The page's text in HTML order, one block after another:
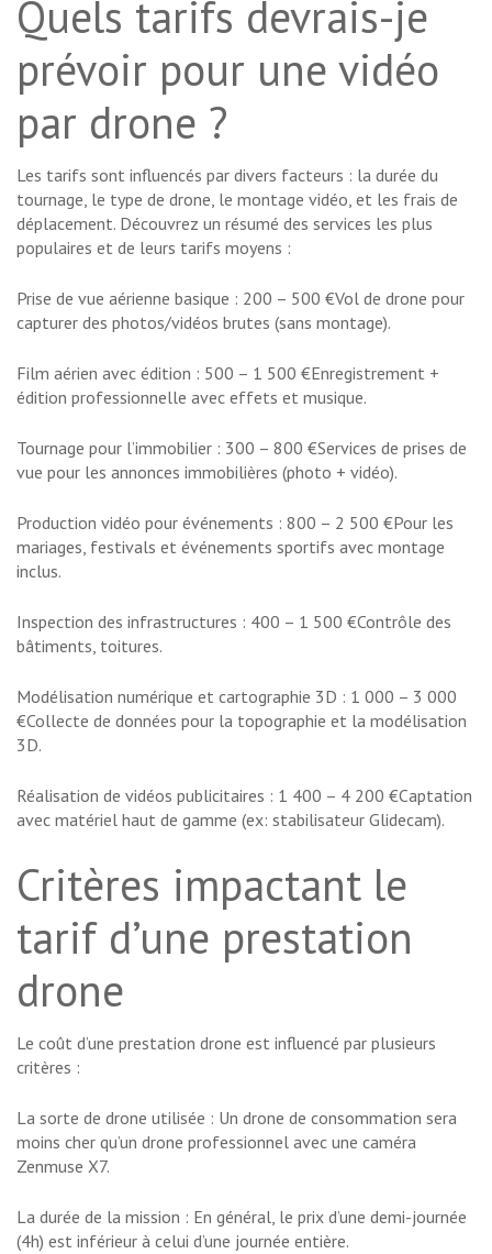
Quels tarifs devrais-je
prévoir pour une vidéo
par drone ?
Les tarifs sont influencés par divers facteurs : la durée du
tournage, le type de drone, le montage vidéo, et les frais de
déplacement. Découvrez un résumé des services les plus
populaires et de leurs tarifs moyens :
Prise de vue aérienne basique : 200 – 500 €Vol de drone pour
capturer des photos/vidéos brutes (sans montage).
Film aérien avec édition : 500 – 1 500 €Enregistrement +
édition professionnelle avec effets et musique.
Tournage pour l’immobilier : 300 – 800 €Services de prises de
vue pour les annonces immobilières (photo + vidéo).
Production vidéo pour événements : 800 – 2 500 €Pour les
mariages, festivals et événements sportifs avec montage
inclus.
Inspection des infrastructures : 400 – 1 500 €Contrôle des
bâtiments, toitures.
Modélisation numérique et cartographie 3D : 1 000 – 3 000
€Collecte de données pour la topographie et la modélisation
3D.
Réalisation de vidéos publicitaires : 1 400 – 4 200 €Captation
avec matériel haut de gamme (ex: stabilisateur Glidecam).
Critères impactant le
tarif d’une prestation
drone
Le coût d’une prestation drone est influencé par plusieurs
critères :
La sorte de drone utilisée : Un drone de consommation sera
moins cher qu’un drone professionnel avec une caméra
Zenmuse X7.
La durée de la mission : En général, le prix d’une demi-journée
(4h) est inférieur à celui d’une journée entière.